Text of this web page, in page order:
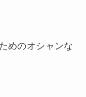
めのオシャンな